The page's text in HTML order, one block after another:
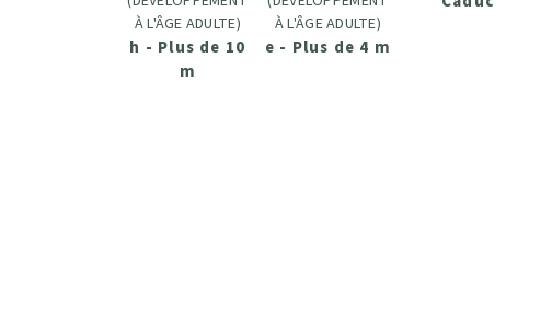
À L'ÂGE ADULTE)
h - Plus de 10
m
À L'ÂGE ADULTE)
e - Plus de 4 m